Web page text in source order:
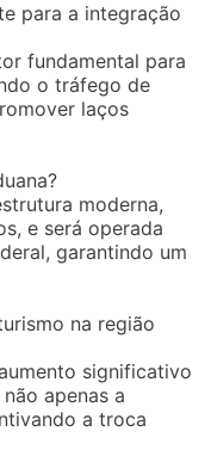
para a integração
fundamental para
o tráfego de
laços
moderna,
e será operada
garantindo um
na região
significativo
apenas a
a troca